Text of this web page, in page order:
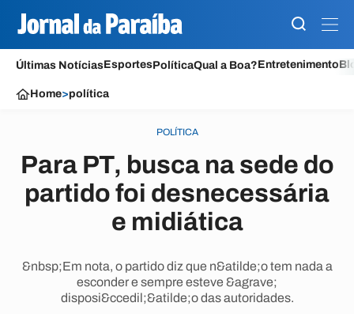
Últimas NotíciasEsportesPolíticaQual a Boa?Entretenimento
Home>política
POLÍTICA
Para PT, busca na sede do
partido foi desnecessária
e midiática
&nbsp;Em nota, o partido diz que n&atilde;o tem nada a
esconder e sempre esteve &agrave;
disposi&ccedil;&atilde;o das autoridades.